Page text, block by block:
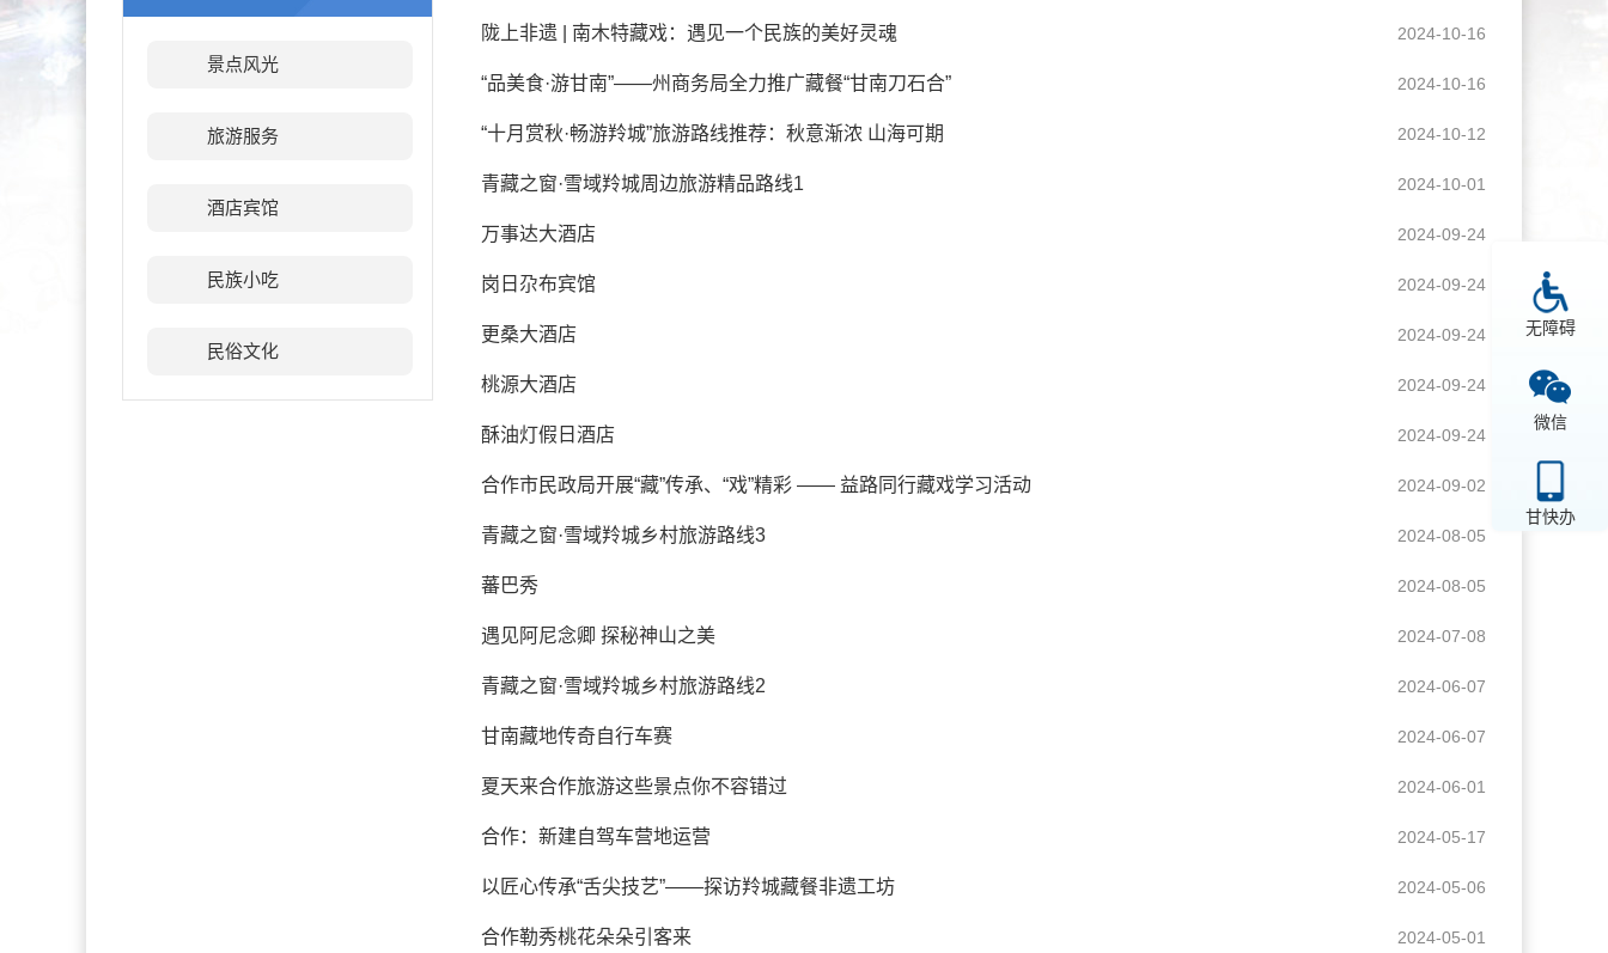
无障碍
微信
甘快办
景点风光
旅游服务
酒店宾馆
民族小吃
民俗文化
陇上非遗 | 南木特藏戏：遇见一个民族的美好灵魂 2024-10-16
“品美食·游甘南”——州商务局全力推广藏餐“甘南刀石合” 2024-10-16
“十月赏秋·畅游羚城”旅游路线推荐：秋意渐浓 山海可期 2024-10-12
青藏之窗·雪域羚城周边旅游精品路线1 2024-10-01
万事达大酒店 2024-09-24
岗日尕布宾馆 2024-09-24
更桑大酒店 2024-09-24
桃源大酒店 2024-09-24
酥油灯假日酒店 2024-09-24
合作市民政局开展“藏”传承、“戏”精彩 —— 益路同行藏戏学习活动 2024-09-02
青藏之窗·雪域羚城乡村旅游路线3 2024-08-05
蕃巴秀 2024-08-05
遇见阿尼念卿 探秘神山之美 2024-07-08
青藏之窗·雪域羚城乡村旅游路线2 2024-06-07
甘南藏地传奇自行车赛 2024-06-07
夏天来合作旅游这些景点你不容错过 2024-06-01
合作：新建自驾车营地运营 2024-05-17
以匠心传承“舌尖技艺”——探访羚城藏餐非遗工坊 2024-05-06
合作勒秀桃花朵朵引客来 2024-05-01